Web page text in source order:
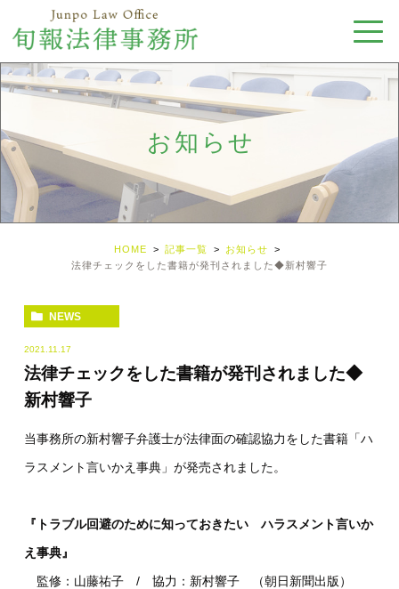
お知らせ
HOME 記事一覧
お知らせ
法律チェックをした書籍が発刊されました◆新村響子
NEWS
2021.11.17
法律チェックをした書籍が発刊されました◆
新村響子
当事務所の新村響子弁護士が法律面の確認協力をした書籍「ハ
ラスメント言いかえ事典」が発売されました。
『トラブル回避のために知っておきたい ハラスメント言いか
え事典』
監修：山藤祐子 / 協力：新村響子 （朝日新聞出版）